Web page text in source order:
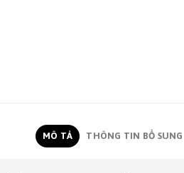
MÔ TẢ THÔNG TIN BỔ SUNG